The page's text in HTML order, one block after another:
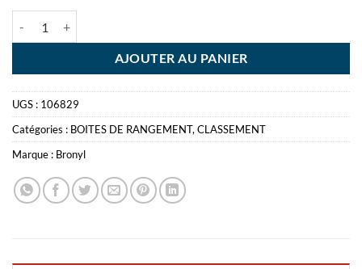
AJOUTER AU PANIER
UGS : 106829
Catégories : BOITES DE RANGEMENT, CLASSEMENT
Marque : Bronyl